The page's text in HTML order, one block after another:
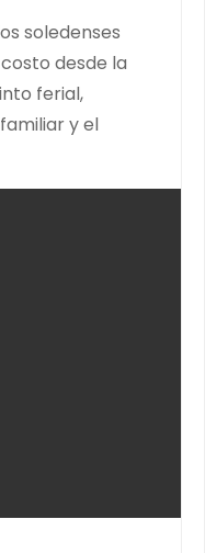
soledenses
desde la
ferial,
y el